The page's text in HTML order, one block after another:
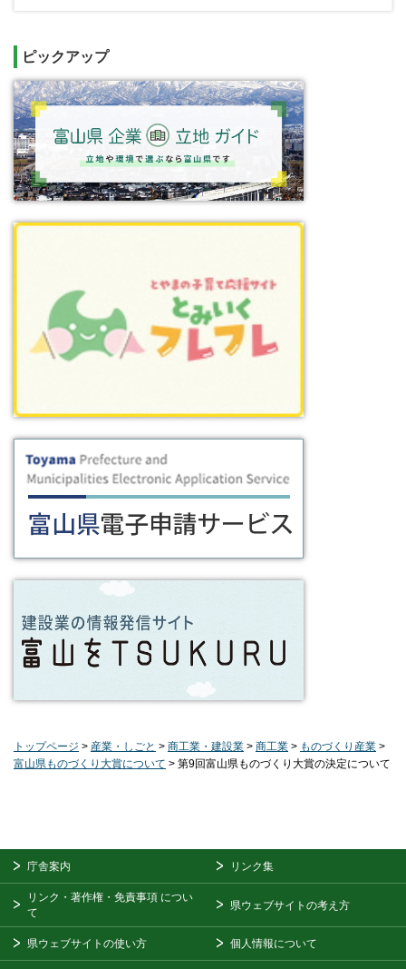
ピックアップ
トップページ > 産業・しごと > 商工業・建設業 > 商工業 > ものづくり産業 >
富山県ものづくり大賞について > 第9回富山県ものづくり大賞の決定について
庁舎案内 リンク集
リンク・著作権・免責事項 につい
て
県ウェブサイトの考え方
県ウェブサイトの使い方 個人情報について